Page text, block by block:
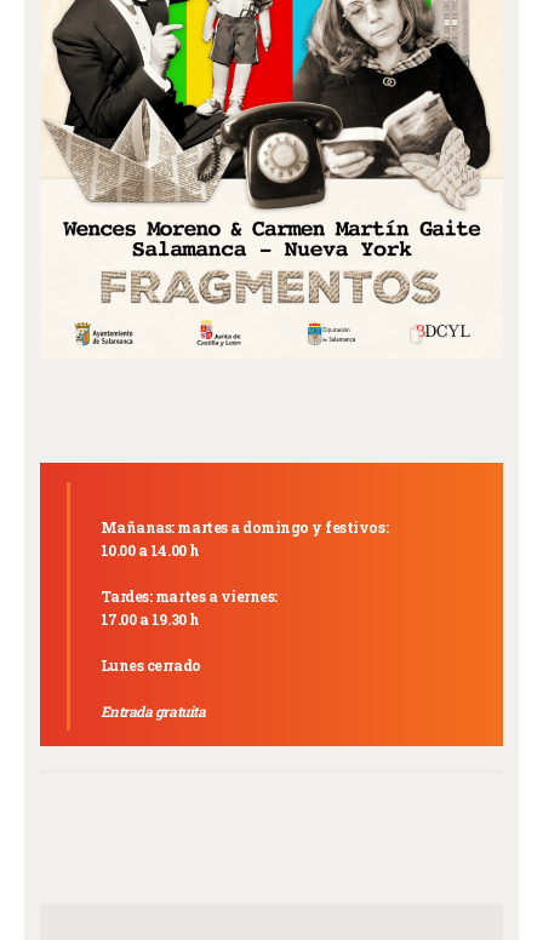
Mañanas: martes a domingo y festivos:
10.00 a 14.00 h
Tardes: martes a viernes:
17.00 a 19.30 h
Lunes cerrado
Entrada gratuita